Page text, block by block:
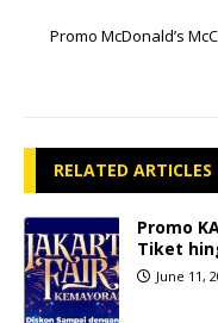
Promo McDonald’s
RELATED ARTICLES
Promo
Tiket
June 11,